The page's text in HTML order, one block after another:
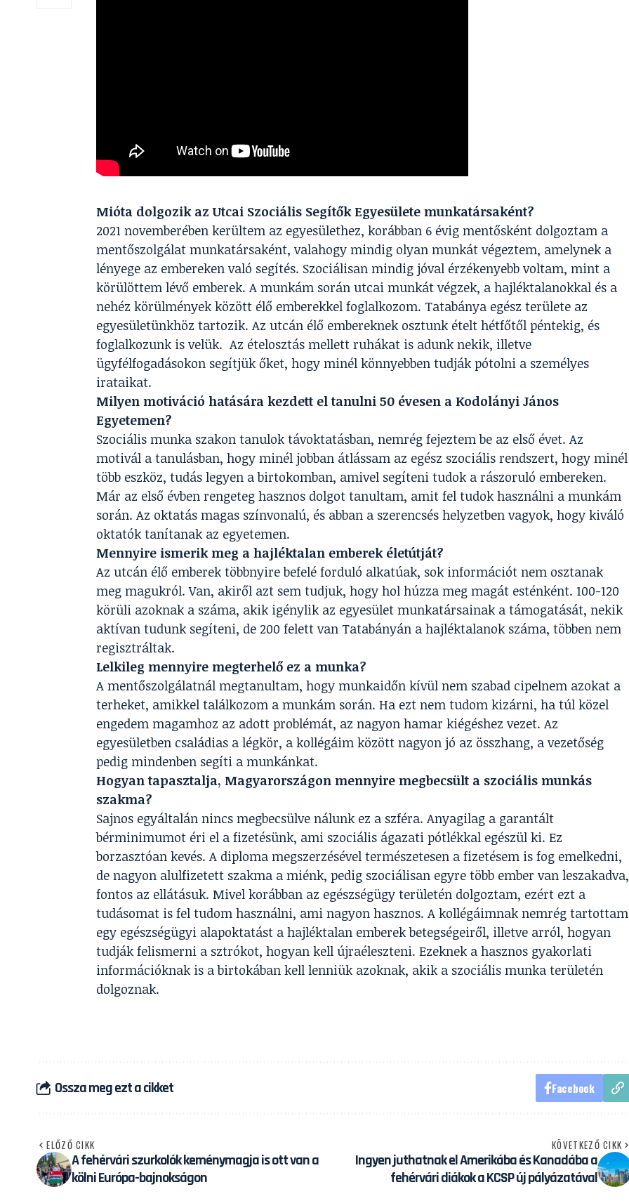
Mióta dolgozik az Utcai Szociális Segítők Egyesülete munkatársaként?
2021 novemberében kerültem az egyesülethez, korábban 6 évig mentősként dolgoztam a
mentőszolgálat munkatársaként, valahogy mindig olyan munkát végeztem, amelynek a
lényege az embereken való segítés. Szociálisan mindig jóval érzékenyebb voltam, mint a
körülöttem lévő emberek. A munkám során utcai munkát végzek, a hajléktalanokkal és a
nehéz körülmények között élő emberekkel foglalkozom. Tatabánya egész területe az
egyesületünkhöz tartozik. Az utcán élő embereknek osztunk ételt hétfőtől péntekig, és
foglalkozunk is velük. Az ételosztás mellett ruhákat is adunk nekik, illetve
ügyfélfogadásokon segítjük őket, hogy minél könnyebben tudják pótolni a személyes
irataikat.
Milyen motiváció hatására kezdett el tanulni 50 évesen a Kodolányi János
Egyetemen?
Szociális munka szakon tanulok távoktatásban, nemrég fejeztem be az első évet. Az
motivál a tanulásban, hogy minél jobban átlássam az egész szociális rendszert, hogy minél
több eszköz, tudás legyen a birtokomban, amivel segíteni tudok a rászoruló embereken.
Már az első évben rengeteg hasznos dolgot tanultam, amit fel tudok használni a munkám
során. Az oktatás magas színvonalú, és abban a szerencsés helyzetben vagyok, hogy kiváló
oktatók tanítanak az egyetemen.
Mennyire ismerik meg a hajléktalan emberek életútját?
Az utcán élő emberek többnyire befelé forduló alkatúak, sok információt nem osztanak
meg magukról. Van, akiről azt sem tudjuk, hogy hol húzza meg magát esténként. 100-120
körüli azoknak a száma, akik igénylik az egyesület munkatársainak a támogatását, nekik
aktívan tudunk segíteni, de 200 felett van Tatabányán a hajléktalanok száma, többen nem
regisztráltak.
Lelkileg mennyire megterhelő ez a munka?
A mentőszolgálatnál megtanultam, hogy munkaidőn kívül nem szabad cipelnem azokat a
terheket, amikkel találkozom a munkám során. Ha ezt nem tudom kizárni, ha túl közel
engedem magamhoz az adott problémát, az nagyon hamar kiégéshez vezet. Az
egyesületben családias a légkör, a kollégáim között nagyon jó az összhang, a vezetőség
pedig mindenben segíti a munkánkat.
Hogyan tapasztalja, Magyarországon mennyire megbecsült a szociális munkás
szakma?
Sajnos egyáltalán nincs megbecsülve nálunk ez a szféra. Anyagilag a garantált
bérminimumot éri el a fizetésünk, ami szociális ágazati pótlékkal egészül ki. Ez
borzasztóan kevés. A diploma megszerzésével természetesen a fizetésem is fog emelkedni,
de nagyon alulfizetett szakma a miénk, pedig szociálisan egyre több ember van leszakadva,
fontos az ellátásuk. Mivel korábban az egészségügy területén dolgoztam, ezért ezt a
tudásomat is fel tudom használni, ami nagyon hasznos. A kollégáimnak nemrég tartottam
egy egészségügyi alapoktatást a hajléktalan emberek betegségeiről, illetve arról, hogyan
tudják felismerni a sztrókot, hogyan kell újraéleszteni. Ezeknek a hasznos gyakorlati
információknak is a birtokában kell lenniük azoknak, akik a szociális munka területén
dolgoznak.
Ossza meg ezt a cikket Facebook
ELŐZŐ CIKK
A fehérvári szurkolók keménymagja is ott van a
kölni Európa-bajnokságon
KÖVETKEZŐ CIKK
Ingyen juthatnak el Amerikába és Kanadába a
fehérvári diákok a KCSP új pályázatával